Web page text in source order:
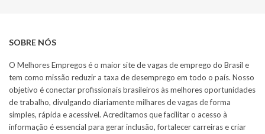
SOBRE NÓS
O Melhores Empregos é o maior site de vagas de emprego do Brasil e
tem como missão reduzir a taxa de desemprego em todo o país. Nosso
objetivo é conectar profissionais brasileiros às melhores oportunidades
de trabalho, divulgando diariamente milhares de vagas de forma
simples, rápida e acessível. Acreditamos que facilitar o acesso à
informação é essencial para gerar inclusão, fortalecer carreiras e criar